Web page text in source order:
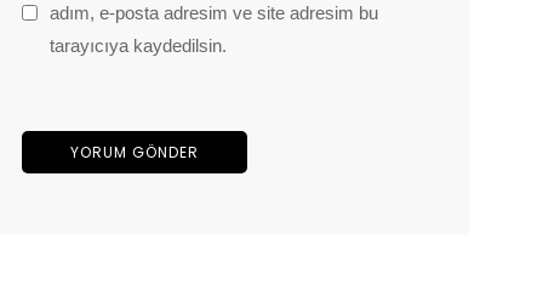
adım, e-posta adresim ve site adresim bu
tarayıcıya kaydedilsin.